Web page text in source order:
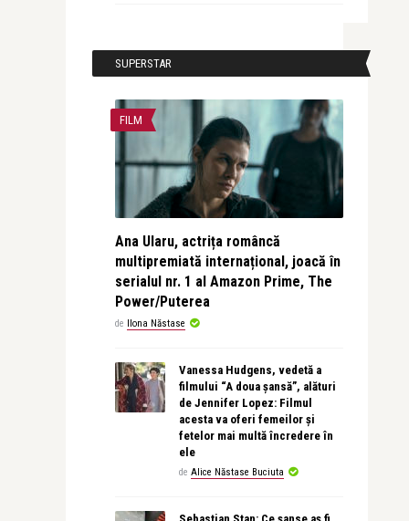
SUPERSTAR
FILM
Ana Ularu, actrița româncă
multipremiată internațional, joacă în
serialul nr. 1 al Amazon Prime, The
Power/Puterea
de Ilona Năstase
Vanessa Hudgens, vedetă a
filmului “A doua șansă”, alături
de Jennifer Lopez: Filmul
acesta va oferi femeilor și
fetelor mai multă încredere în
ele
de Alice Năstase Buciuta